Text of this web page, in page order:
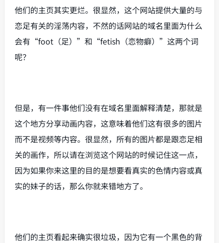
他们的主页其实更烂。很显然，这个网站提供大量的与
恋足有关的淫荡内容，不然的话网站的域名里面为什么
会有“foot（足）”和“fetish（恋物癖）”这两个词
呢？
但是，有一件事他们没有在域名里面解释清楚，那就是
这个地方分享动画内容，这意味着他们这有很多的图片
而不是视频等内容。很显然，所有的图片都是跟恋足相
关的画作，所以请在浏览这个网站的时候记住这一点，
因为如果你来这里的目的是想要看真实的色情内容或真
实的妹子的话，那么你就来错地方了。
他们的主页看起来确实很垃圾，因为它有一个黑色的背